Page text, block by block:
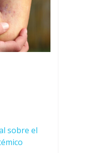
sobre el